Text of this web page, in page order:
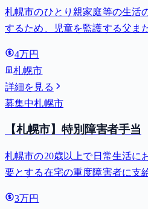
札幌市のひとり親家庭等の生活
するため、児童を監護する父ま
4万円
札幌市
詳細を見る
募集中札幌市
【札幌市】特別障害者手当
札幌市の20歳以上で日常生活に
要とする在宅の重度障害者に支
3万円